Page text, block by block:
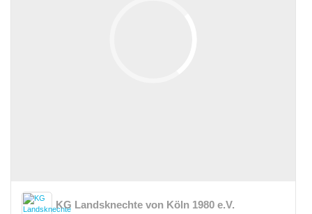
KG Landsknechte von Köln 1980 e.V.